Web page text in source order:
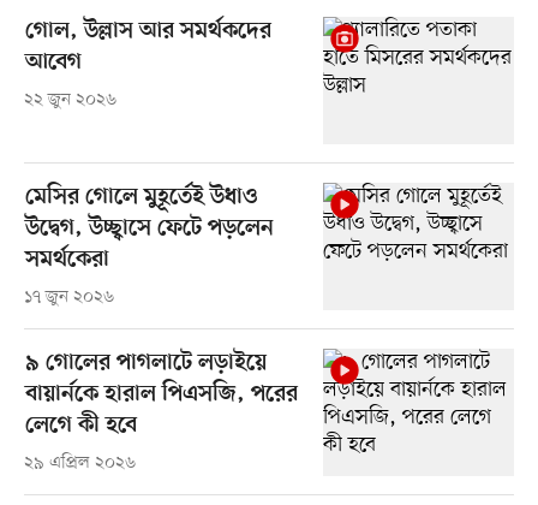
গোল, উল্লাস আর সমর্থকদের
আবেগ
২২ জুন ২০২৬
মেসির গোলে মুহূর্তেই উধাও
উদ্বেগ, উচ্ছ্বাসে ফেটে পড়লেন
সমর্থকেরা
১৭ জুন ২০২৬
৯ গোলের পাগলাটে লড়াইয়ে
বায়ার্নকে হারাল পিএসজি, পরের
লেগে কী হবে
২৯ এপ্রিল ২০২৬